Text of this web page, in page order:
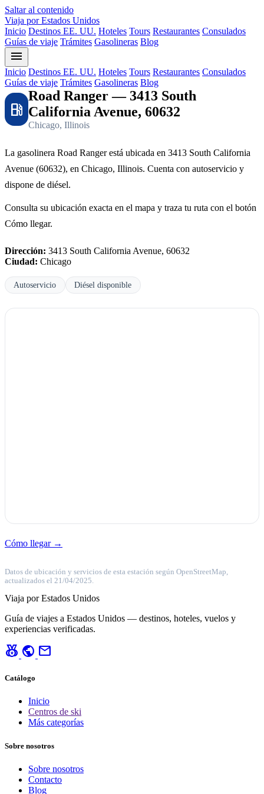
Saltar al contenido
Viaja por Estados Unidos
Inicio Destinos EE. UU. Hoteles Tours Restaurantes Consulados
Guías de viaje Trámites Gasolineras Blog
menu
Inicio Destinos EE. UU. Hoteles Tours Restaurantes Consulados
Guías de viaje Trámites Gasolineras Blog
local_gas_station
Road Ranger — 3413 South
California Avenue, 60632
Chicago, Illinois
La gasolinera Road Ranger está ubicada en 3413 South California
Avenue (60632), en Chicago, Illinois. Cuenta con autoservicio y
dispone de diésel.
Consulta su ubicación exacta en el mapa y traza tu ruta con el botón
Cómo llegar.
Dirección: 3413 South California Avenue, 60632
Ciudad: Chicago
Autoservicio Diésel disponible
Cómo llegar →
Datos de ubicación y servicios de esta estación según OpenStreetMap,
actualizados el 21/04/2025.
Viaja por Estados Unidos
Guía de viajes a Estados Unidos — destinos, hoteles, vuelos y
experiencias verificadas.
social_leaderboard public mail
Catálogo
Inicio
Centros de ski
Más categorías
Sobre nosotros
Sobre nosotros
Contacto
Blog